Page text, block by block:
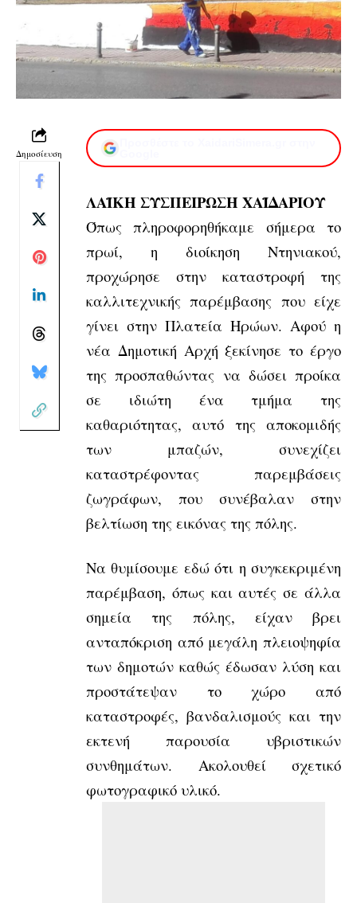
Δημοσίευση
ΛΑΪΚΗ ΣΥΣΠΕΙΡΩΣΗ ΧΑΪΔΑΡΙΟΥ
Όπως πληροφορηθήκαμε σήμερα το
πρωί, η διοίκηση Ντηνιακού,
προχώρησε στην καταστροφή της
καλλιτεχνικής παρέμβασης που είχε
γίνει στην Πλατεία Ηρώων. Αφού η
νέα Δημοτική Αρχή ξεκίνησε το έργο
της προσπαθώντας να δώσει προίκα
σε ιδιώτη ένα τμήμα της
καθαριότητας, αυτό της αποκομιδής
των μπαζών, συνεχίζει
καταστρέφοντας παρεμβάσεις
ζωγράφων, που συνέβαλαν στην
βελτίωση της εικόνας της πόλης.
Να θυμίσουμε εδώ ότι η συγκεκριμένη
παρέμβαση, όπως και αυτές σε άλλα
σημεία της πόλης, είχαν βρει
ανταπόκριση από μεγάλη πλειοψηφία
των δημοτών καθώς έδωσαν λύση και
προστάτεψαν το χώρο από
καταστροφές, βανδαλισμούς και την
εκτενή παρουσία υβριστικών
συνθημάτων. Ακολουθεί σχετικό
φωτογραφικό υλικό.